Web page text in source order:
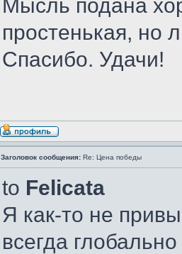
Мысль подана
простенькая, но
Спасибо. Удачи!
Заголовок сообщения: Re: Цена победы
to Felicata
Я как-то не
всегда